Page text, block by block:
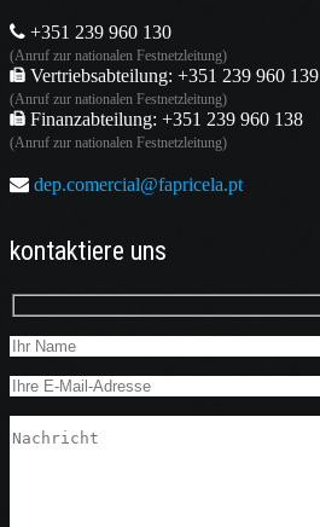
+351 239 960 130
(Anruf zur nationalen Festnetzleitung)
Vertriebsabteilung: +351 239 960 139
(Anruf zur nationalen Festnetzleitung)
Finanzabteilung: +351 239 960 138
(Anruf zur nationalen Festnetzleitung)
dep.comercial@fapricela.pt
kontaktiere uns